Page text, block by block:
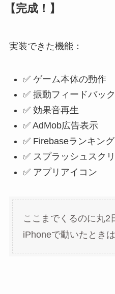
【完成！】
実装できた機能：
✅ ゲーム本体の動作
✅ 振動フィードバッ
✅ 効果音再生
✅ AdMob広告表示
✅ Firebaseランキング
✅ スプラッシュスク
✅ アプリアイコン
ここまでくるのに丸2
iPhoneで動いたとき